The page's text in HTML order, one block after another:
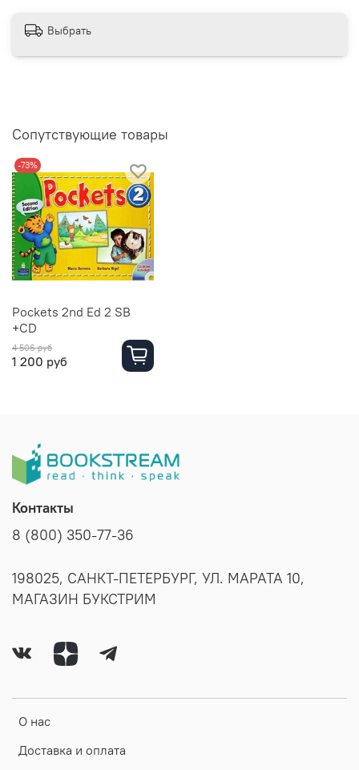
Выбрать
Сопутствующие товары
-73%
Pockets 2nd Ed 2 SB
+CD
4 506 руб
1 200 руб
О нас
Доставка и оплата
Контакты
8 (800) 350-77-36
198025, САНКТ-ПЕТЕРБУРГ, УЛ. МАРАТА 10,
МАГАЗИН БУКСТРИМ